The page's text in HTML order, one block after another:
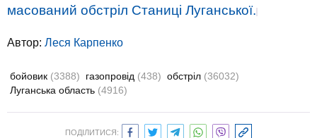
масований обстріл Станиці Луганської.
Автор: Леся Карпенко
бойовик (3388) газопровід (438) обстріл (36032)
Луганська область (4916)
ПОДІЛИТИСЯ: